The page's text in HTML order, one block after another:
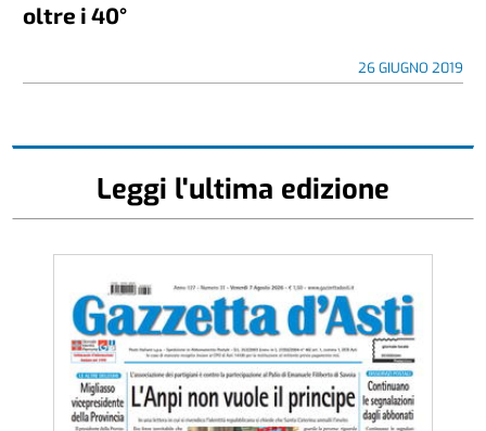
oltre i 40°
26 GIUGNO 2019
Leggi l'ultima edizione